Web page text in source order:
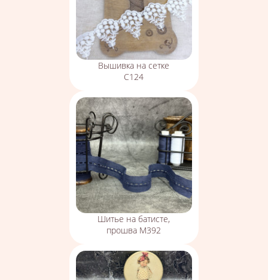
Вышивка на сетке
С124
Шитье на батисте,
прошва М392